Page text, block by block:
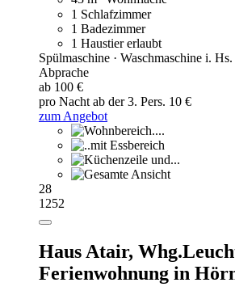
1 Schlafzimmer
1 Badezimmer
1 Haustier erlaubt
Spülmaschine · Waschmaschine i.
Abprache
ab 100 €
pro Nacht ab der 3. Pers. 10 €
zum Angebot
28
1252
Haus Atair,
Ferienwohnung in